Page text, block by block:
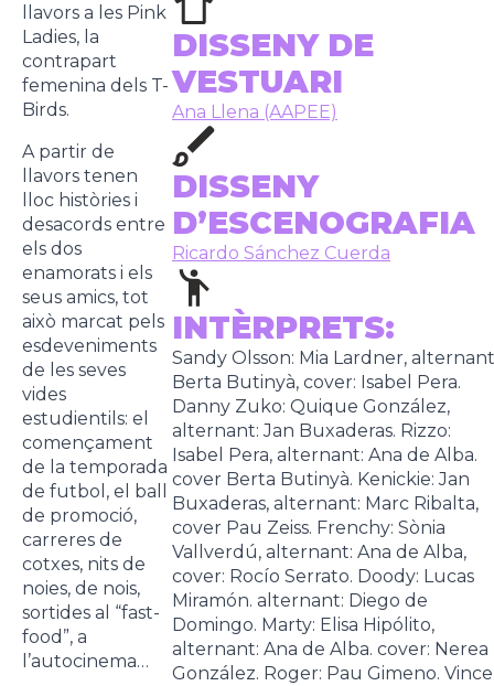
llavors a les Pink
Ladies, la
contrapart
femenina dels T-
Birds.
A partir de
llavors tenen
lloc històries i
desacords entre
els dos
enamorats i els
seus amics, tot
això marcat pels
esdeveniments
de les seves
vides
estudientils: el
començament
de la temporada
de futbol, ​​el ball
de promoció,
carreres de
cotxes, nits de
noies, de nois,
sortides al “fast-
food”, a
l’autocinema…
DISSENY DE
VESTUARI
Ana Llena (AAPEE)
DISSENY
D’ESCENOGRAFIA
Ricardo Sánchez Cuerda
INTÈRPRETS:
Sandy Olsson: Mia Lardner,
Berta Butinyà, cover: Isabel Pera.
Danny Zuko: Quique González,
alternant: Jan Buxaderas. Rizzo:
Isabel Pera, alternant: Ana de Alba.
cover Berta Butinyà. Kenickie: Jan
Buxaderas, alternant: Marc Ribalta,
cover Pau Zeiss. Frenchy: Sònia
Vallverdú, alternant: Ana de Alba,
cover: Rocío Serrato. Doody: Lucas
Miramón. alternant: Diego de
Domingo. Marty: Elisa Hipólito,
alternant: Ana de Alba. cover: Nerea
González. Roger: Pau Gimeno. Vince